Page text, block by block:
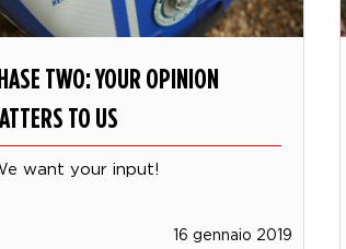
TWO: YOUR OPINION
TO US
want your input!
16 gennaio 2019